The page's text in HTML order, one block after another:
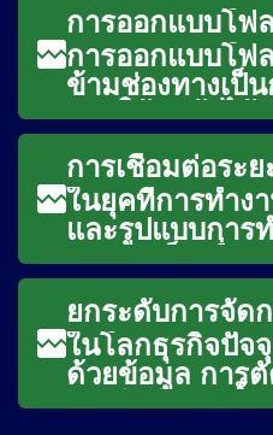
สร้างแ...
การออกแบบโฟ
ข้ามช่องทางเป็
ช่วยให้ลูกค้าได้
ต่อเนื่องเมื่อสลับ
โทรศ...
ในยุคที่การทำง
และรูปแบบการ
ดกลายเป็นเรื่อ
การเชื่อมต่อที่แ
ถือได้...
ในโลกธุรกิจปัจ
ด้วยข้อมูล การ
ประสิทธิภาพขึ้น